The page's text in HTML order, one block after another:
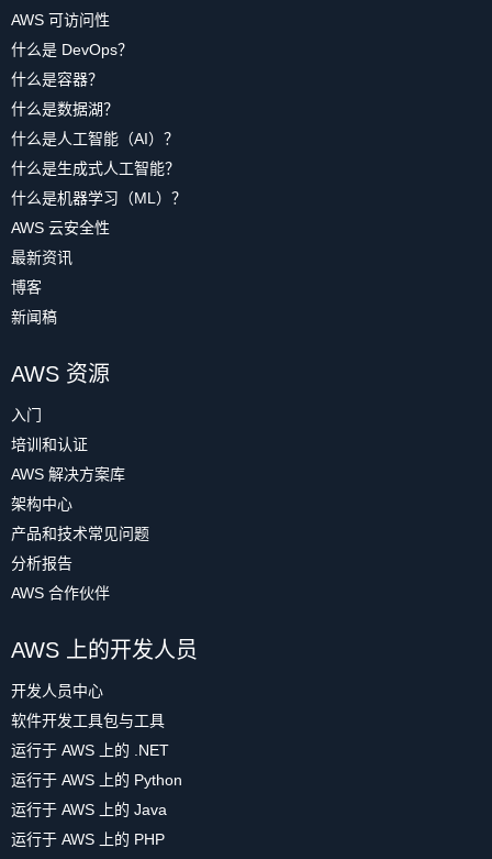
AWS 可访问性
什么是 DevOps？
什么是容器？
什么是数据湖？
什么是人工智能（AI）？
什么是生成式人工智能？
什么是机器学习（ML）？
AWS 云安全性
最新资讯
博客
新闻稿
AWS 资源
入门
培训和认证
AWS 解决方案库
架构中心
产品和技术常见问题
分析报告
AWS 合作伙伴
AWS 上的开发人员
开发人员中心
软件开发工具包与工具
运行于 AWS 上的 .NET
运行于 AWS 上的 Python
运行于 AWS 上的 Java
运行于 AWS 上的 PHP